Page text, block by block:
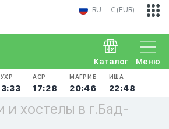
RU € (EUR)
Меню
Каталог
АСР
17:28
МАГРИБ
20:46
ИША
22:48
и хостелы в г.Бад-